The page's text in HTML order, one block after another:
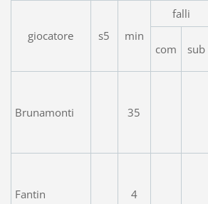
giocatore s5 min
falli
com sub
Brunamonti 35
Fantin 4